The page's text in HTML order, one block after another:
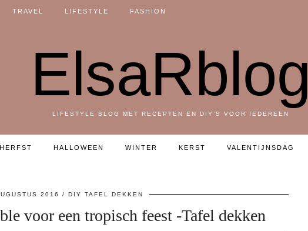
ElsaRblog
LIFESTYLE BLOG MET RECEPTEN EN DIY’S VOOR IEDEREEN
TRAVEL LIFESTYLE FASHION
HERFST HALLOWEEN WINTER KERST VALENTIJNSDAG
2016 DIY TAFEL DEKKEN
voor een tropisch feest -Tafel dekken